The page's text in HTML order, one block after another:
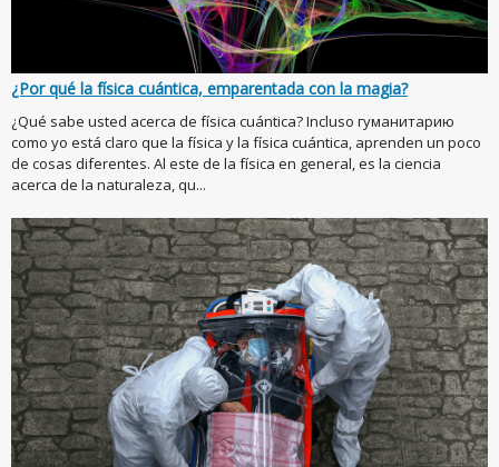
¿Por qué la física cuántica, emparentada con la magia?
¿Qué sabe usted acerca de física cuántica? Incluso гуманитарию
como yo está claro que la física y la física cuántica, aprenden un poco
de cosas diferentes. Al este de la física en general, es la ciencia
acerca de la naturaleza, qu...